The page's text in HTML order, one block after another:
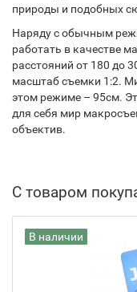
природы и подобных
Наряду с обычным
работать в качестве
расстояний от 180 до
масштаб съемки 1:2.
этом режиме – 95см.
для себя мир
объектив.
С товаром
В наличии